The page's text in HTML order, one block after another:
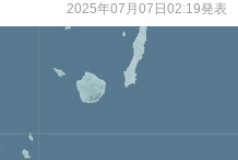
2025年07月07日02:19発表